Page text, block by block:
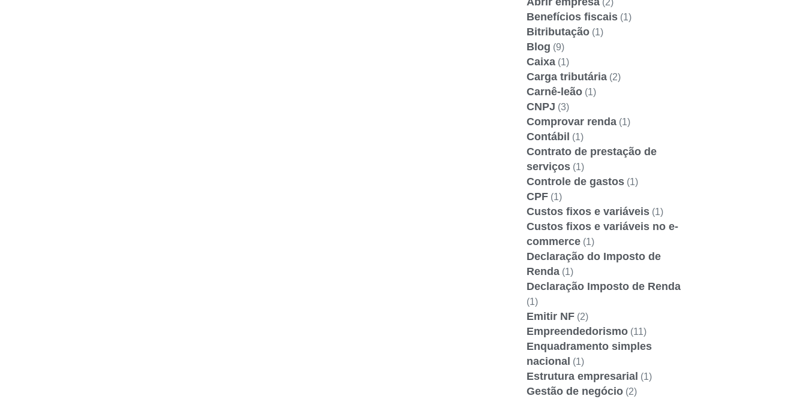
Benefícios fiscais(1)
Bitributação(1)
Blog (9)
Caixa(1)
Carga tributária(2)
Carnê-leão(1)
CNPJ (3)
Comprovar renda(1)
Contábil (1)
Contrato de prestação de
serviços(1)
Controle de gastos(1)
CPF(1)
Custos fixos e variáveis(1)
Custos fixos e variáveis no e-
commerce(1)
Declaração do Imposto de
Renda(1)
Declaração Imposto de Renda
(1)
Emitir NF(2)
Empreendedorismo(11)
Enquadramento simples
nacional (1)
Estrutura empresarial (1)
Gestão de negócio(2)